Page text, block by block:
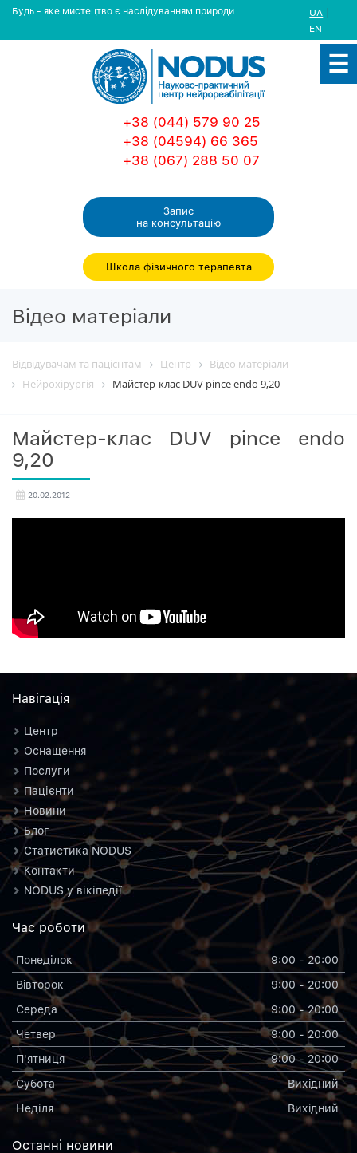
Будь - яке мистецтво є наслідуванням природи UA |
EN
+38 (044) 579 90 25
+38 (04594) 66 365
+38 (067) 288 50 07
Запис
на консультацiю
Школа фізичного терапевта
Вiдео матерiали
Відвідувачам та пацієнтам Центр
Вiдео матерiали
Нейрохірургія
Майстер-клас DUV pince endo 9,20
Майстер-клас DUV pince endo
9,20
20.02.2012
Навiгацiя
Центр
Оснащення
Послуги
Пацієнти
Новини
Блог
Статистика NODUS
Контакти
NODUS у вікіпедії
Час роботи
Понеділок
9:00 - 20:00
Вiвторок
9:00 - 20:00
Середа
9:00 - 20:00
Четвер
9:00 - 20:00
П'ятниця
9:00 - 20:00
Субота
Вихiдний
Неділя
Вихiдний
Останнi новини